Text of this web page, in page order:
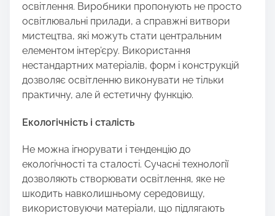
освітлення. Виробники пропонують не просто
освітлювальні прилади, а справжні витвори
мистецтва, які можуть стати центральним
елементом інтер’єру. Використання
нестандартних матеріалів, форм і конструкцій
дозволяє освітленню виконувати не тільки
практичну, але й естетичну функцію.
Екологічність і сталість
Не можна ігнорувати і тенденцію до
екологічності та сталості. Сучасні технології
дозволяють створювати освітлення, яке не
шкодить навколишньому середовищу,
використовуючи матеріали, що підлягають